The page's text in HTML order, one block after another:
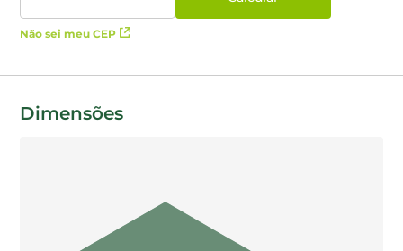
Não sei meu CEP
Dimensões